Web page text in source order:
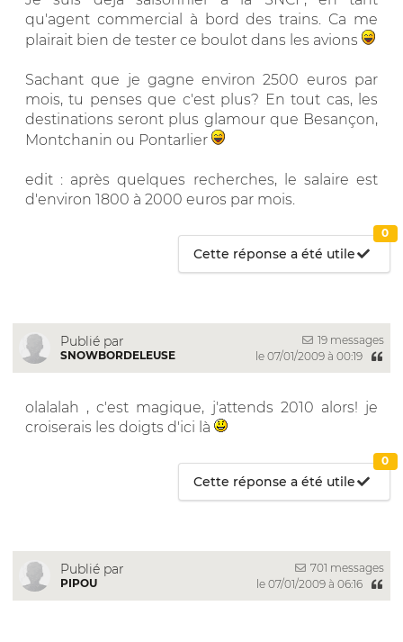
qu'agent commercial à bord des trains. Ca me
plairait bien de tester ce boulot dans les avions
Sachant que je gagne environ 2500 euros par
mois, tu penses que c'est plus? En tout cas, les
destinations seront plus glamour que Besançon,
Montchanin ou Pontarlier
edit : après quelques recherches, le salaire est
d'environ 1800 à 2000 euros par mois.
Cette réponse a été utile
0
Publié par
SNOWBORDELEUSE
19 messages
le 07/01/2009 à 00:19
olalalah , c'est magique, j'attends 2010 alors! je
croiserais les doigts d'ici là
Cette réponse a été utile
0
Publié par
PIPOU
701 messages
le 07/01/2009 à 06:16